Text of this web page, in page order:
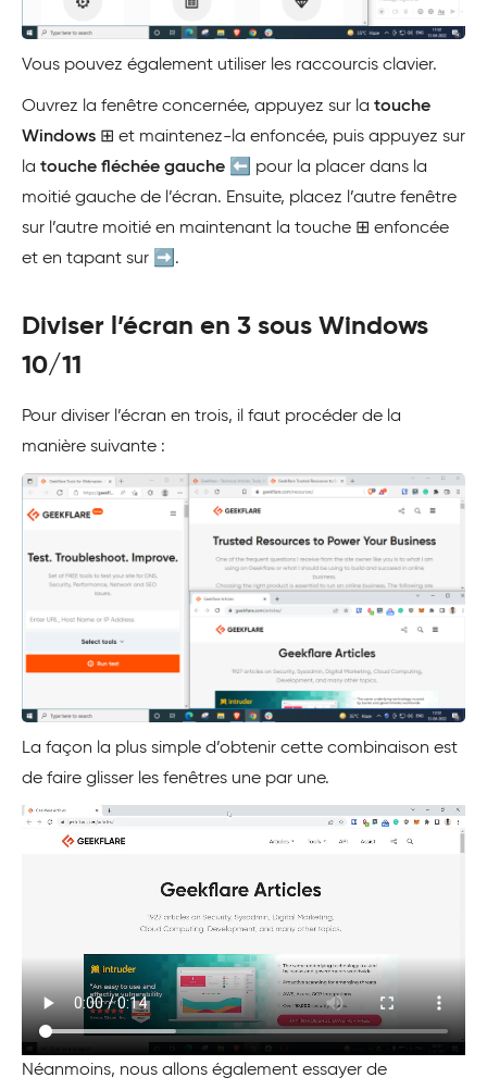
Vous pouvez également utiliser les raccourcis clavier.
Ouvrez la fenêtre concernée, appuyez sur la touche
Windows ⊞ et maintenez-la enfoncée, puis appuyez sur
la touche fléchée gauche ⬅️ pour la placer dans la
moitié gauche de l’écran. Ensuite, placez l’autre fenêtre
sur l’autre moitié en maintenant la touche ⊞ enfoncée
et en tapant sur ➡️.
Diviser l’écran en 3 sous Windows
10/11
Pour diviser l’écran en trois, il faut procéder de la
manière suivante :
La façon la plus simple d’obtenir cette combinaison est
de faire glisser les fenêtres une par une.
Néanmoins, nous allons également essayer de